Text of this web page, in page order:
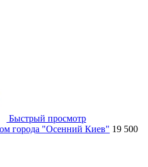
Быстрый просмотр
города "Осенний Киев" 19 500